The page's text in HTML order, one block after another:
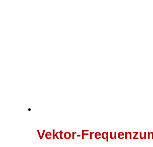
Vektor-